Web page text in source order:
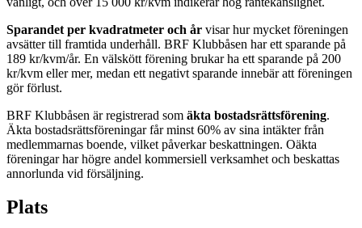
Sparandet per kvadratmeter och år visar hur mycket föreningen
avsätter till framtida underhåll. BRF Klubbåsen har ett sparande på
189 kr/kvm/år. En välskött förening brukar ha ett sparande på 200
kr/kvm eller mer, medan ett negativt sparande innebär att föreningen
gör förlust.
BRF Klubbåsen är registrerad som äkta bostadsrättsförening.
Äkta bostadsrättsföreningar får minst 60% av sina intäkter från
medlemmarnas boende, vilket påverkar beskattningen. Oäkta
föreningar har högre andel kommersiell verksamhet och beskattas
annorlunda vid försäljning.
Plats